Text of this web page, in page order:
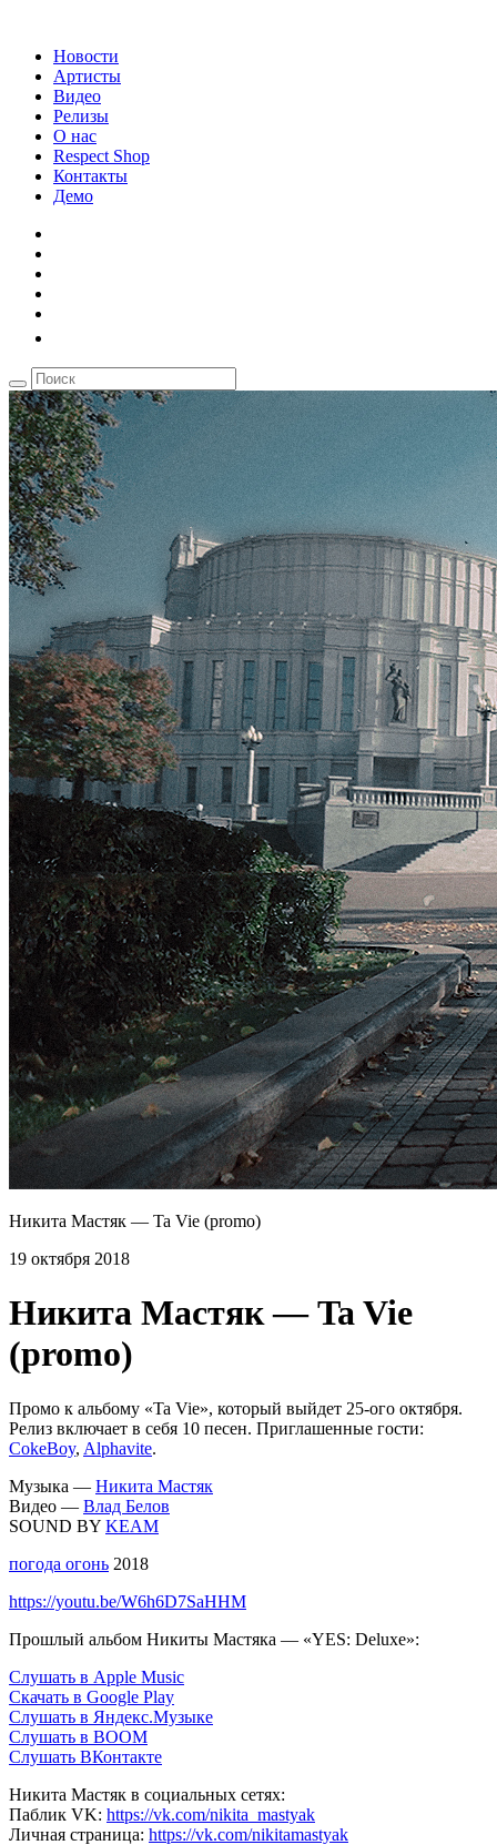
Новости
Артисты
Видео
Релизы
О нас
Respect Shop
Контакты
Демо
Никита Мастяк — Ta Vie (promo)
19 октября 2018
Никита Мастяк — Ta Vie
(promo)
Промо к альбому «Ta Vie», который выйдет 25-ого октября.
Релиз включает в себя 10 песен. Приглашенные гости:
CokeBoy, Alphavite.
Музыка — Никита Мастяк
Видео — Влад Белов
SOUND BY KEAM
погода огонь 2018
https://youtu.be/W6h6D7SaHHM
Прошлый альбом Никиты Мастяка — «YES: Deluxe»:
Слушать в Apple Music
Скачать в Google Play
Слушать в Яндекс.Музыке
Слушать в BOOM
Слушать ВКонтакте
Никита Мастяк в социальных сетях:
Паблик VK: https://vk.com/nikita_mastyak
Личная страница: https://vk.com/nikitamastyak